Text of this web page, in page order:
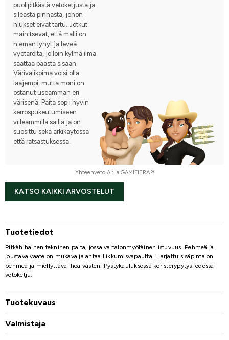
puolipitkästä vetoketjusta ja
sileästä pinnasta, johon
hiukset eivät tartu. Jotkut
mainitsevat, että malli on
hieman lyhyt ja leveä
vyötäröltä, jolloin kylmä ilma
saattaa päästä sisään.
Värivalikoima voisi olla
laajempi, mutta moni on
ostanut useamman eri
värisenä. Paita sopii hyvin
kerrospukeutumiseen
viileämmillä säillä ja on
suosittu sekä arkikäytössä
että ratsastuksessa.
Yhteenveto AI:lla GAMIFIERA.®
KATSO KAIKKI ARVOSTELUT
Tuotetiedot
Pitkähihainen tekninen paita, jossa vartalonmyötäinen istuvuus. Pehmeä ja
joustava vaate on mukava ja antaa liikkumisvapautta. Harjattu sisäpinta on
pehmeä ja miellyttävä ihoa vasten. Pystykauluksessa koristerypytys, edessä
vetoketju.
Tuotekuvaus
Valmistaja